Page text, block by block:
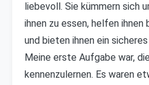
liebevoll. Sie kümmern sich
ihnen zu essen, helfen ihnen
und bieten ihnen ein
Meine erste Aufgabe war,
kennenzulernen. Es waren